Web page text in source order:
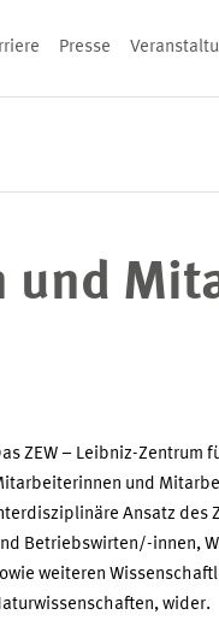
Presse
PROJEKTE
ZEW – Leibniz-Zentrum
und
Ansatz des
Betriebswirten/-innen,
weiteren
wider.